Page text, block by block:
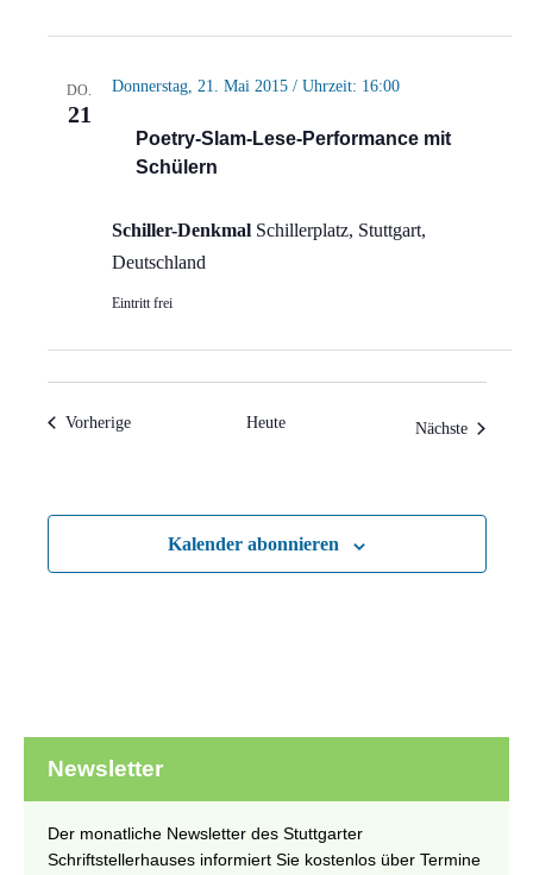
DO.
21
Poetry-Slam-Lese-Performance mit
Schülern
Donnerstag, 21. Mai 2015 / Uhrzeit: 16:00
Schiller-Denkmal Schillerplatz, Stuttgart,
Deutschland
Eintritt frei
VorherigeVeranstaltungen Heute Nächste
Kalender abonnieren
Newsletter
Der monatliche Newsletter des Stuttgarter
Schriftstellerhauses informiert Sie kostenlos über Termine